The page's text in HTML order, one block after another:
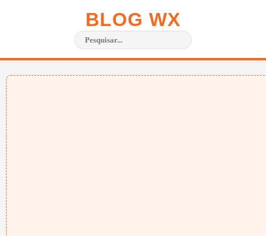
BLOG WX